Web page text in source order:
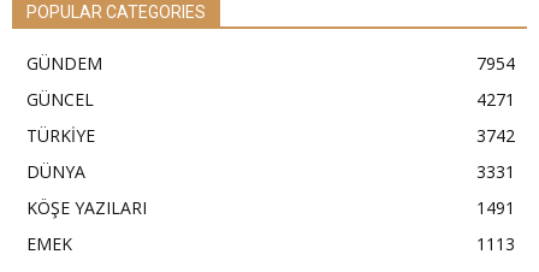
POPULAR CATEGORIES
GÜNDEM
7954
GÜNCEL
4271
TÜRKİYE
3742
DÜNYA
3331
KÖŞE YAZILARI
1491
EMEK
1113